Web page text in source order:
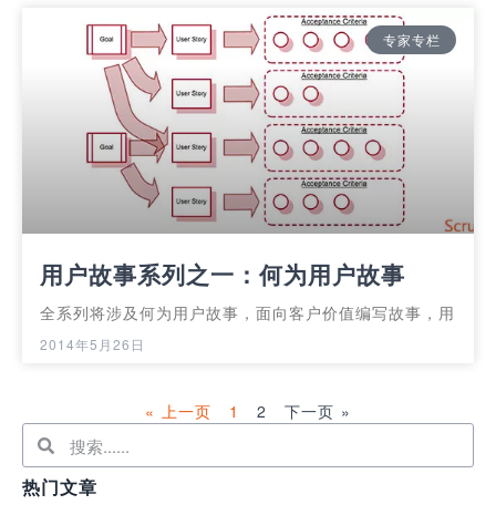
专家专栏
用户故事系列之一：何为用户故事
全系列将涉及何为用户故事，面向客户价值编写故事，用
2014年5月26日
« 上一页 1 2 下一页 »
热门文章